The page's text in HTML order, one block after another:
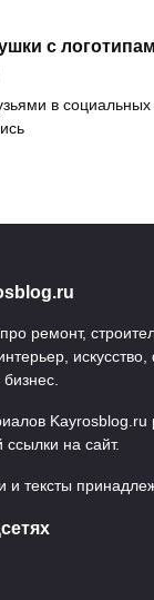
с
в социальных
ремонт,
Kayrosblog.ru
на сайт.
и тексты